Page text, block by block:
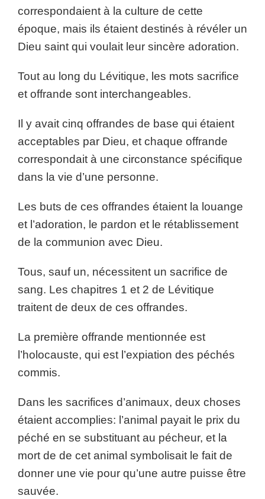
correspondaient à la culture de cette
époque, mais ils étaient destinés à révéler un
Dieu saint qui voulait leur sincère adoration.
Tout au long du Lévitique, les mots sacrifice
et offrande sont interchangeables.
Il y avait cinq offrandes de base qui étaient
acceptables par Dieu, et chaque offrande
correspondait à une circonstance spécifique
dans la vie d’une personne.
Les buts de ces offrandes étaient la louange
et l’adoration, le pardon et le rétablissement
de la communion avec Dieu.
Tous, sauf un, nécessitent un sacrifice de
sang. Les chapitres 1 et 2 de Lévitique
traitent de deux de ces offrandes.
La première offrande mentionnée est
l’holocauste, qui est l’expiation des péchés
commis.
Dans les sacrifices d’animaux, deux choses
étaient accomplies: l’animal payait le prix du
péché en se substituant au pécheur, et la
mort de de cet animal symbolisait le fait de
donner une vie pour qu’une autre puisse être
sauvée.